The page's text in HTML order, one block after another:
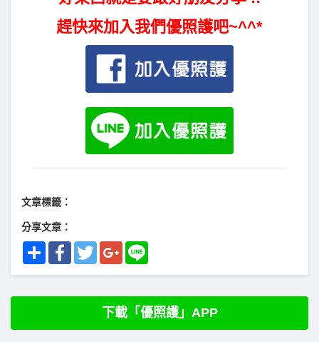
趕快來加入我們優照護吧~^^*
文章標籤：
分享文章：
Share FacebookTwitterGoogle+
下載「優照護」APP